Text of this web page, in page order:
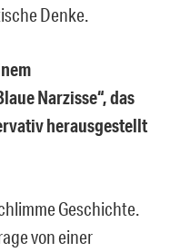
Denke.
Narzisse“, das
herausgestellt
Geschichte.
von einer